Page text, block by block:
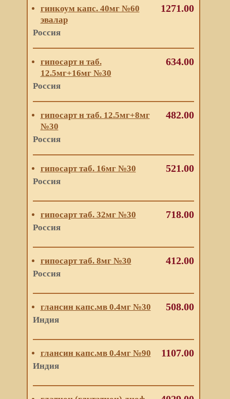
гинкоум капс. 40мг №60
эвалар
Россия
1271.00
гипосарт н таб.
12.5мг+16мг №30
Россия
634.00
гипосарт н таб. 12.5мг+8мг
№30
Россия
482.00
гипосарт таб. 16мг №30
Россия
521.00
гипосарт таб. 32мг №30
Россия
718.00
гипосарт таб. 8мг №30
Россия
412.00
глансин капс.мв 0.4мг №30
Индия
508.00
глансин капс.мв 0.4мг №90
Индия
1107.00